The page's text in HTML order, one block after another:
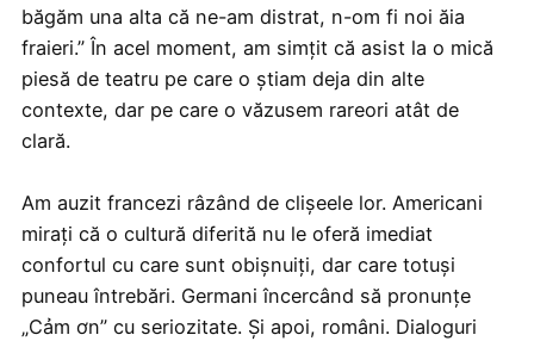
băgăm una alta că ne-am distrat, n-om fi noi ăia
fraieri.” În acel moment, am simțit că asist la o mică
piesă de teatru pe care o știam deja din alte
contexte, dar pe care o văzusem rareori atât de
clară.
Am auzit francezi râzând de clișeele lor. Americani
mirați că o cultură diferită nu le oferă imediat
confortul cu care sunt obișnuiți, dar care totuși
puneau întrebări. Germani încercând să pronunțe
„Cảm ơn” cu seriozitate. Și apoi, români. Dialoguri